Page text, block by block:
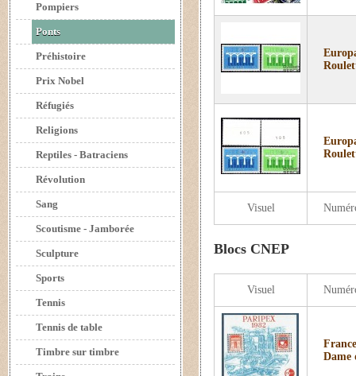
Pompiers
Ponts
Préhistoire
Prix Nobel
Réfugiés
Religions
Reptiles - Batraciens
Révolution
Sang
Scoutisme - Jamborée
Sculpture
Sports
Tennis
Tennis de table
Timbre sur timbre
Visuel
Blocs CNEP
Visuel
Dame